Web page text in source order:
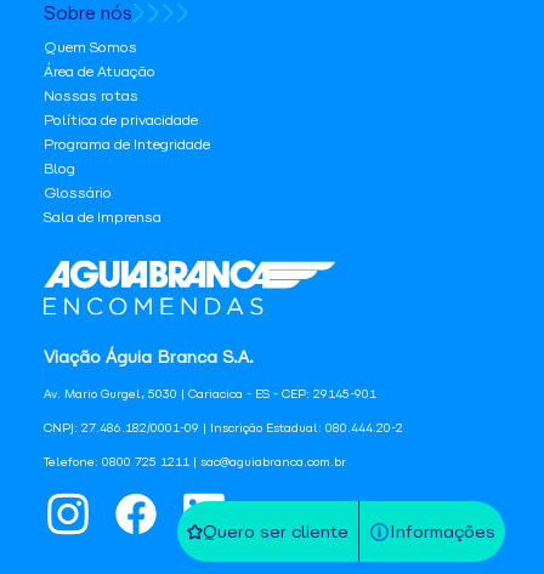
Quero ser cliente Informações
Viação Águia Branca S.A.
Av. Mario Gurgel, 5030 | Cariacica - ES - CEP: 29145-901
CNPJ: 27.486.182/0001-09 | Inscrição Estadual: 080.444.20-2
Telefone: 0800 725 1211 | sac@aguiabranca.com.br
Sobre nós
Quem Somos
Área de Atuação
Nossas rotas
Política de privacidade
Programa de Integridade
Blog
Glossário
Sala de Imprensa